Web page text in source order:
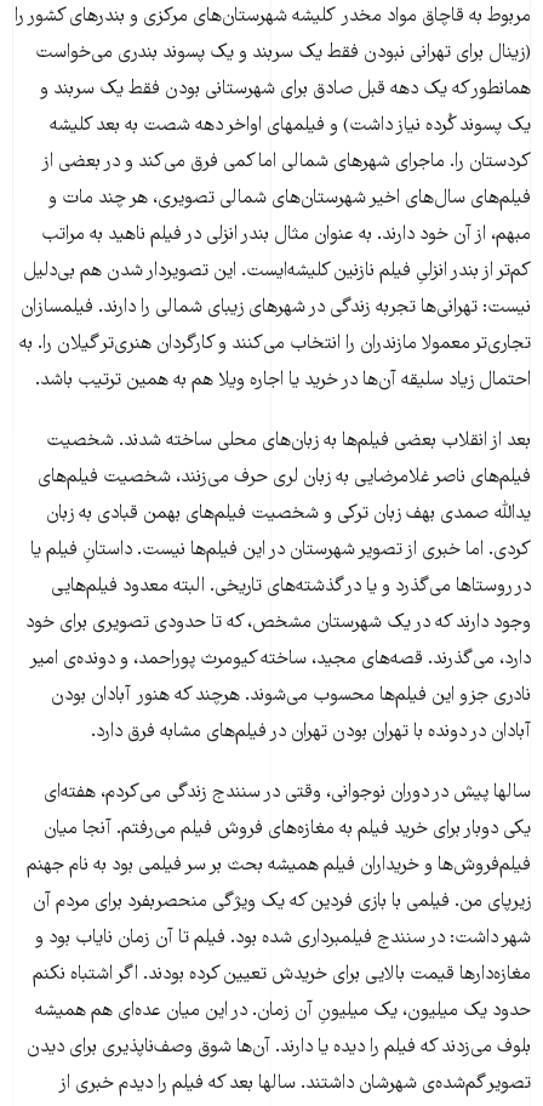
مربوط به قاچاق مواد مخدر کلیشه شهرستان‌های مرکزی و بندرهای کشور را
(زینال برای تهرانی نبودن فقط یک سربند و یک پسوند بندری می‌خواست
همانطور که یک دهه قبل صادق برای شهرستانی بودن فقط یک سربند و
یک پسوند کُرده نیاز داشت) و فیلم‎های اواخر دهه شصت به بعد کلیشه
کردستان را. ماجرای شهرهای شمالی اما کمی فرق می‌کند و در بعضی از
فیلم‌های سال‌های اخیر شهرستان‌های شمالی تصویری، هر چند مات و
مبهم، از آن خود دارند. به عنوان مثال بندر انزلی در فیلم ناهید به مراتب
کم‌تر از بندر انزلیِ فیلم نازنین کلیشه‌ایست. این تصویردار شدن هم بی‌دلیل
نیست: تهرانی‌ها تجربه زندگی در شهرهای زیبای شمالی را دارند. فیلمسازان
تجاری‌تر معمولا مازندران را انتخاب می‌کنند و کارگردان هنری‌تر گیلان را. به
احتمال زیاد سلیقه آن‌ها در خرید یا اجاره ویلا هم به همین ترتیب باشد.
بعد از انقلاب بعضی فیلم‌ها به زبان‌های محلی ساخته شدند. شخصیت‌
فیلم‌های ناصر غلامرضایی به زبان لری حرف می‌زنند، شخصیت فیلم‌های
یدالله صمدی بهف زبان ترکی و شخصیت فیلم‌های بهمن قبادی به زبان
کردی. اما خبری از تصویر شهرستان در این فیلم‌ها نیست. داستانِ فیلم یا
در روستاها می‌گذرد و یا در گذشته‌های تاریخی. البته معدود فیلم‌هایی
وجود دارند که در یک شهرستان مشخص، که تا حدودی تصویری برای خود
دارد، می‌گذرند. قصه‌های مجید، ساخته کیومرث پوراحمد، و دونده‌ی امیر
نادری جزو این فیلم‌ها محسوب می‌شوند. هرچند که هنور آبادان بودن
آبادان در دونده با تهران بودن تهران در فیلم‌های مشابه فرق دارد.
سالها پیش در دوران نوجوانی‌، وقتی در سنندج زندگی می‌کردم، هفته‌ای
یکی دوبار برای خرید فیلم به مغازه‌های فروش فیلم می‌رفتم. آنجا میان
فیلم‌فروش‌ها و خریداران فیلم همیشه بحث بر سر فیلمی بود به نام جهنم
زیرپای من. فیلمی با بازی فردین که یک ویژگی منحصربفرد برای مردم آن
شهر داشت: در سنندج فیلمبرداری شده بود. فیلم تا آن زمان نایاب بود و
مغازه‌دارها قیمت بالایی برای خریدش تعیین کرده بودند. اگر اشتباه نکنم
حدود یک میلیون، یک میلیونِ آن زمان. در این میان عده‌ای هم همیشه
بلوف می‌زدند که فیلم را دیده یا دارند. آن‌ها شوق وصف‌ناپذیری برای دیدن
تصویر گم‌شده‌ی شهرشان داشتند. سالها بعد که فیلم را دیدم خبری از